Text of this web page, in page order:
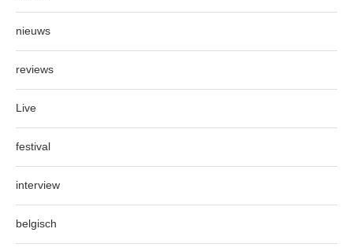
nieuws
reviews
Live
festival
interview
belgisch